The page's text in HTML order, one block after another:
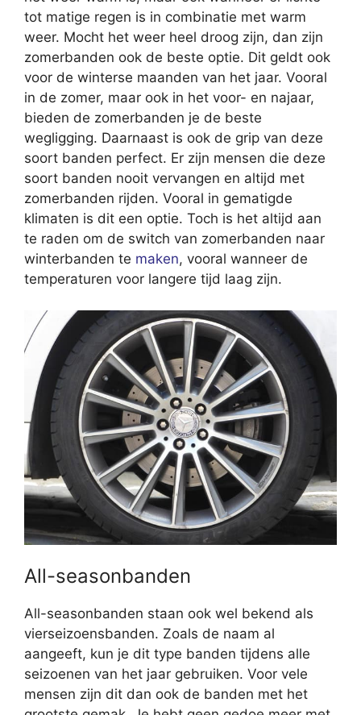
tot matige regen is in combinatie met warm
weer. Mocht het weer heel droog zijn, dan zijn
zomerbanden ook de beste optie. Dit geldt ook
voor de winterse maanden van het jaar. Vooral
in de zomer, maar ook in het voor- en najaar,
bieden de zomerbanden je de beste
wegligging. Daarnaast is ook de grip van deze
soort banden perfect. Er zijn mensen die deze
soort banden nooit vervangen en altijd met
zomerbanden rijden. Vooral in gematigde
klimaten is dit een optie. Toch is het altijd aan
te raden om de switch van zomerbanden naar
winterbanden te maken, vooral wanneer de
temperaturen voor langere tijd laag zijn.
All-seasonbanden
All-seasonbanden staan ook wel bekend als
vierseizoensbanden. Zoals de naam al
aangeeft, kun je dit type banden tijdens alle
seizoenen van het jaar gebruiken. Voor vele
mensen zijn dit dan ook de banden met het